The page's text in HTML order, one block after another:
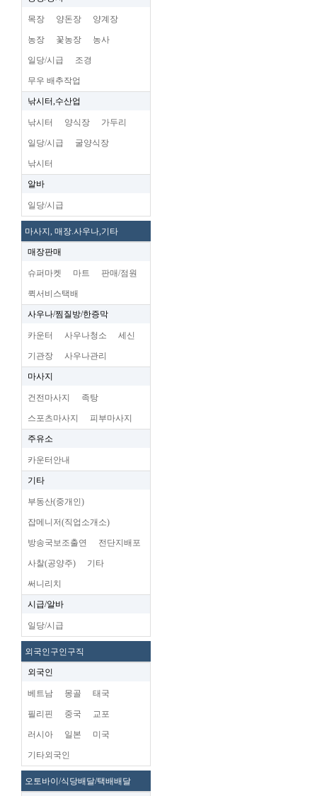
목장 양돈장 양계장
농장 꽃농장 농사
일당/시급 조경
무우 배추작업
낚시터,수산업
낚시터 양식장 가두리
일당/시급 굴양식장
낚시터
알바
일당/시급
마사지, 매장.사우나,기타
매장판매
슈퍼마켓 마트 판매/점원
퀵서비스택배
사우나/찜질방/한증막
카운터 사우나청소 세신
기관장 사우나관리
마사지
건전마사지 족탕
스포츠마사지 피부마사지
주유소
카운터안내
기타
부동산(중개인)
잡메니저(직업소개소)
방송국보조출연 전단지배포
사찰(공양주) 기타
써니리치
시급/알바
일당/시급
외국인구인구직
외국인
베트남 몽골 태국
필리핀 중국 교포
러시아 일본 미국
기타외국인
오토바이/식당배달/택배배달